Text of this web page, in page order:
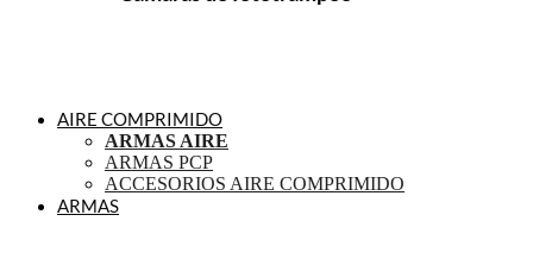
AIRE COMPRIMIDO
ARMAS AIRE
ARMAS PCP
ACCESORIOS AIRE COMPRIMIDO
ARMAS